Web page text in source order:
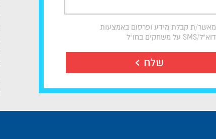
מאשר/ת קבלת מידע ופרסום באמצעות
דוא"ל/SMS על משחקים בחו"ל
שלח